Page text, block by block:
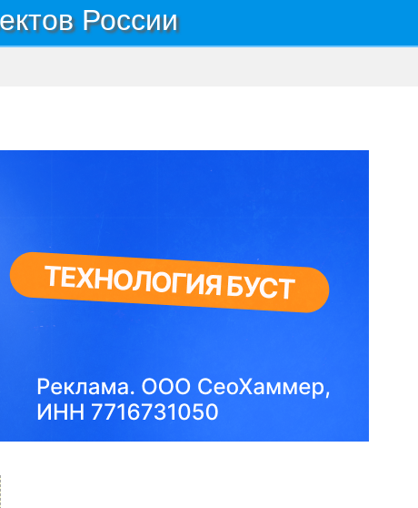
России